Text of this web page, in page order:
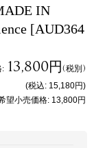
IN
[AUD364
: 13,800円(税別)
(税込: 15,180円)
望小売価格: 13,800円